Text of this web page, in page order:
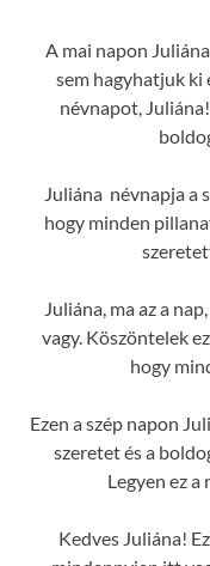
A mai napon
sem hagyhatjuk ki
névnapot,
Juliána névnapja a
hogy minden
Juliána, ma az a
vagy. Köszöntelek
hogy
Ezen a szép napon
szeretet és a
Legyen ez a
Kedves Juliána!